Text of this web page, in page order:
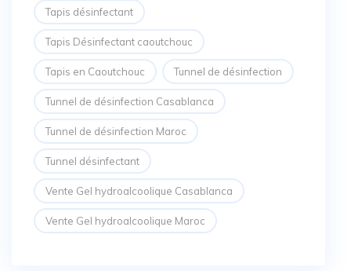
Tapis désinfectant
Tapis Désinfectant caoutchouc
Tapis en Caoutchouc Tunnel de désinfection
Tunnel de désinfection Casablanca
Tunnel de désinfection Maroc
Tunnel désinfectant
Vente Gel hydroalcoolique Casablanca
Vente Gel hydroalcoolique Maroc